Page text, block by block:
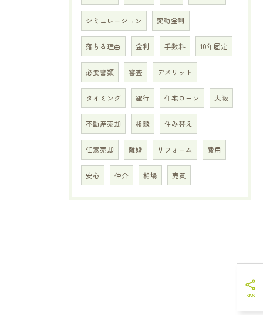
シミュレーション 変動金利
落ちる理由 金利 手数料 10年固定
必要書類 審査 デメリット
タイミング 銀行 住宅ローン 大阪
不動産売却 相談 住み替え
任意売却 離婚 リフォーム 費用
安心 仲介 相場 売買